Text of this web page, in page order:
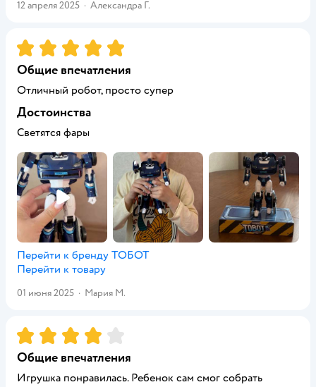
12 апреля 2025 · Александра Г.
Рейтинг:5
Общие впечатления
Отличный робот, просто супер
Достоинства
Светятся фары
Перейти к бренду ТОБОТ
Перейти к товару
01 июня 2025 · Мария М.
Рейтинг:4
Общие впечатления
Игрушка понравилась. Ребенок сам смог собрать